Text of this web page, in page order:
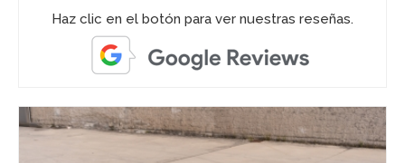
Haz clic en el botón para ver nuestras reseñas.